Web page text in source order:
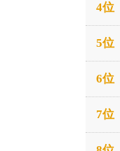
4位
5位
6位
7位